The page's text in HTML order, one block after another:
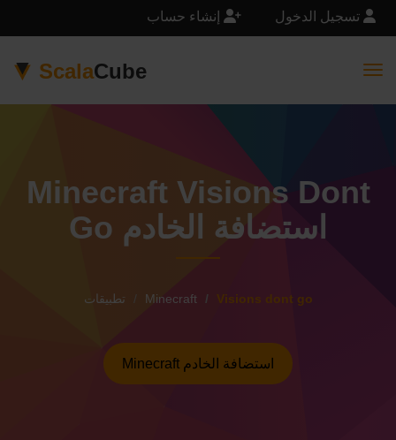
تسجيل الدخول إنشاء حساب
ScalaCube
Minecraft Visions Dont
Go استضافة الخادم
تطبيقات Minecraft Visions dont go
Minecraft استضافة الخادم